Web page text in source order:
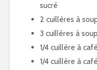
sucré
2 cuillères à
3 cuillères à
1/4 cuillère à
1/4 cuillère à